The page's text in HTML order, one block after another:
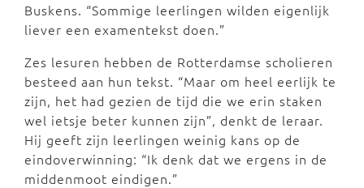
Buskens. “Sommige leerlingen wilden eigenlijk
liever een examentekst doen.”
Zes lesuren hebben de Rotterdamse scholieren
besteed aan hun tekst. “Maar om heel eerlijk te
zijn, het had gezien de tijd die we erin staken
wel ietsje beter kunnen zijn”, denkt de leraar.
Hij geeft zijn leerlingen weinig kans op de
eindoverwinning: “Ik denk dat we ergens in de
middenmoot eindigen.”